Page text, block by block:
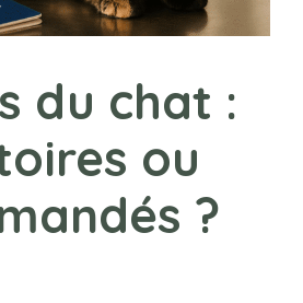
du chat :
ou
?